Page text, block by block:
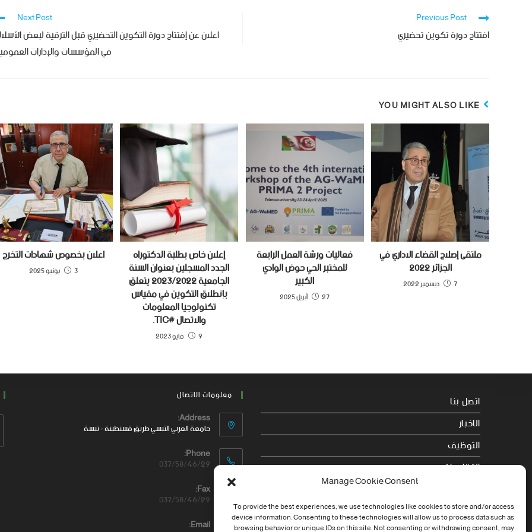
Manage Cookie Consent
To provide the best experiences, we use technologies like cookies to store and/or access
device information. Consenting to these technologies will allow us to process data such as
browsing behavior or unique IDs on this site. Not consenting or withdrawing consent, may
Previous Post
افتتاح دورة تكوين تحضيري
Next Post
اعلان عن إفتتاح دورة التكوين التحضيري قبل الترقية لبعض
في المؤسسات والإدارات
YOU MIGHT ALSO LIKE
اعلان بخصوص شهادات التخرج
3 يونيو 2025
إعلان خاص بطلبة الدكتوراه
الجدد المسجلين بعنوان السنة
الجامعية 2023/2022 يتعلق
بإنطلاق التكوين في مقياس
تكنولوجيا المعلومات
والاتصال #TIC.
9 مايو 2023
فعاليات ورشة العمل الرابعة
للمختبر الحي حوض الوادي
الكبير
27 أبريل 2025
ملتقى إصلاح القضاء الاداري في
الجزائر 2022
7 ديسمبر 2022
اتصل بنا
الاخبار
التوظيف
التظاهرات
الجامعة في سطور
معلومات الاتصال
Address:
جامعة العربي التبسي طريق قسنطينة - تبسة
Phone:
037/58/46/29
Fax:
037/58/46/29
Email: